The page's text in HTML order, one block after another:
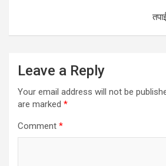
Leave a Reply
Your email address will not be
are marked *
Comment *